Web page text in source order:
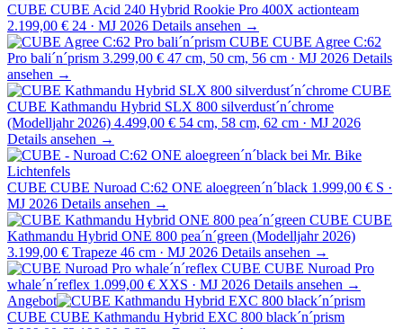
CUBE CUBE Acid 240 Hybrid Rookie Pro 400X actionteam
2.199,00 € 24 · MJ 2026 Details ansehen →
CUBE CUBE Agree C:62
Pro bali´n´prism 3.299,00 € 47 cm, 50 cm, 56 cm · MJ 2026 Details
ansehen →
CUBE
CUBE Kathmandu Hybrid SLX 800 silverdust´n´chrome
(Modelljahr 2026) 4.499,00 € 54 cm, 58 cm, 62 cm · MJ 2026
Details ansehen →
CUBE CUBE Nuroad C:62 ONE aloegreen´n´black 1.999,00 € S ·
MJ 2026 Details ansehen →
CUBE CUBE
Kathmandu Hybrid ONE 800 pea´n´green (Modelljahr 2026)
3.199,00 € Trapeze 46 cm · MJ 2026 Details ansehen →
CUBE CUBE Nuroad Pro
whale´n´reflex 1.099,00 € XXS · MJ 2026 Details ansehen →
Angebot
CUBE CUBE Kathmandu Hybrid EXC 800 black´n´prism